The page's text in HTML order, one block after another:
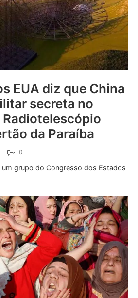
EUA diz que China
secreta no
da Paraíba
0
grupo do Congresso dos Estados